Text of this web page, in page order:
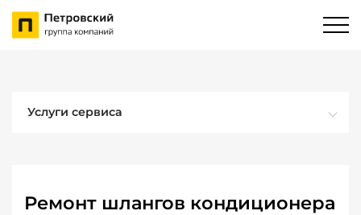
Услуги сервиса
Ремонт шлангов кондиционера